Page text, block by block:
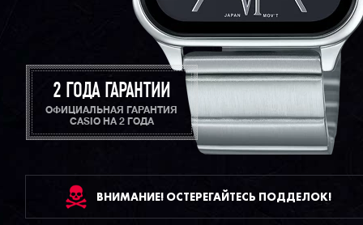
2 ГОДА ГАРАНТИИ
ОФИЦИАЛЬНАЯ ГАРАНТИЯ
CASIO НА 2 ГОДА
ВНИМАНИЕ! ОСТЕРЕГАЙТЕСЬ ПОДДЕЛОК!